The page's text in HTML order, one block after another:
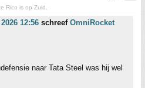
Rico is op Zuid.
12:56 schreef OmniRocket
naar Tata Steel was hij wel